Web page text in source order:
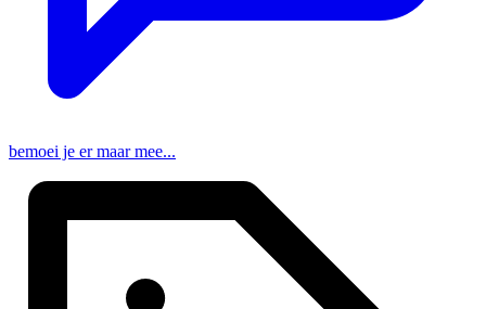
bemoei je er maar mee...